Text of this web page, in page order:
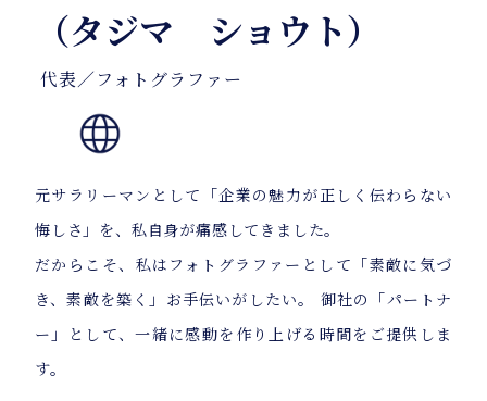
（タジマ ショウト）
代表／フォトグラファー
元サラリーマンとして「企業の魅力が正しく伝わらない
悔しさ」を、私自身が痛感してきました。
だからこそ、私はフォトグラファーとして「素敵に気づ
き、素敵を築く」お手伝いがしたい。 御社の「パートナ
ー」として、一緒に感動を作り上げる時間をご提供しま
す。